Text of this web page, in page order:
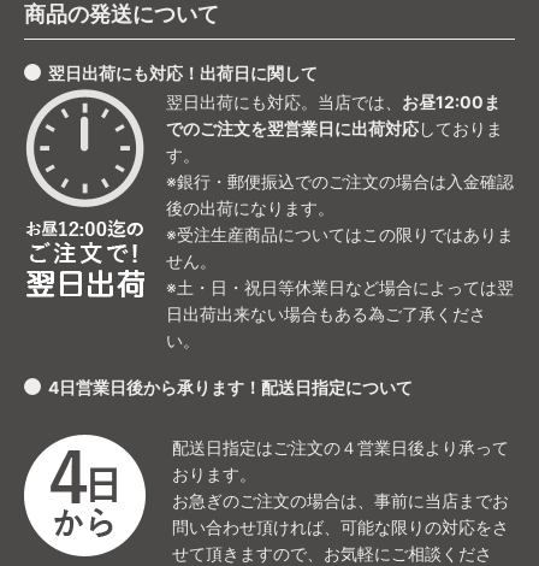
商品の発送について
翌日出荷にも対応！出荷日に関して
翌日出荷にも対応。当店では、 お昼12:00ま
でのご注文を翌営業日に出荷対応しておりま
す。
※銀行・郵便振込でのご注文の場合は入金確認
後の出荷になります。
※受注生産商品についてはこの限りではありま
せん。
※土・日・祝日等休業日など場合によっては翌
日出荷出来ない場合もある為ご了承くださ
い。
4日営業日後から承ります！配送日指定について
配送日指定はご注文の４営業日後より承って
おります。
お急ぎのご注文の場合は、事前に当店までお
問い合わせ頂ければ、可能な限りの対応をさ
せて頂きますので、お気軽にご相談くださ